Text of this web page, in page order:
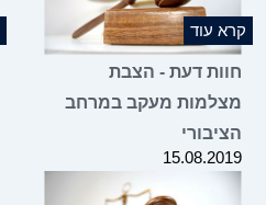
קרא עוד
חוות דעת - הצבת
מצלמות מעקב במרחב
הציבורי
15.08.2019